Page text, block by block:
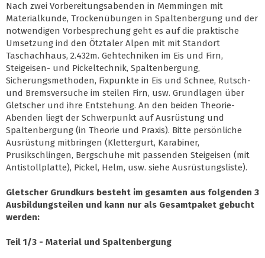
Nach zwei Vorbereitungsabenden in Memmingen mit
Materialkunde, Trockenübungen in Spaltenbergung und der
notwendigen Vorbesprechung geht es auf die praktische
Umsetzung ind den Ötztaler Alpen mit mit Standort
Taschachhaus, 2.432m. Gehtechniken im Eis und Firn,
Steigeisen- und Pickeltechnik, Spaltenbergung,
Sicherungsmethoden, Fixpunkte in Eis und Schnee, Rutsch-
und Bremsversuche im steilen Firn, usw. Grundlagen über
Gletscher und ihre Entstehung. An den beiden Theorie-
Abenden liegt der Schwerpunkt auf Ausrüstung und
Spaltenbergung (in Theorie und Praxis). Bitte persönliche
Ausrüstung mitbringen (Klettergurt, Karabiner,
Prusikschlingen, Bergschuhe mit passenden Steigeisen (mit
Antistollplatte), Pickel, Helm, usw. siehe Ausrüstungsliste).
Gletscher Grundkurs besteht im gesamten aus folgenden 3
Ausbildungsteilen und kann nur als Gesamtpaket gebucht
werden:
Teil 1/3 - Material und Spaltenbergung